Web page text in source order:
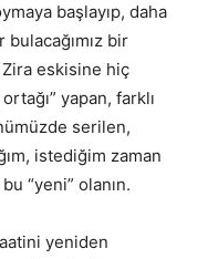
başlayıp, daha
bulacağımız bir
Zira eskisine hiç
yapan, farklı
serilen,
istediğim zaman
“yeni” olanın.
yeniden